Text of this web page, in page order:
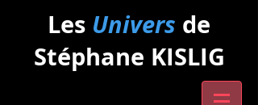
Les Univers de
Stéphane KISLIG